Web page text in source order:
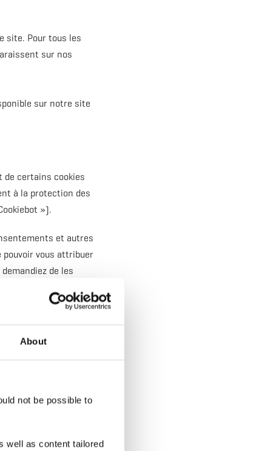
About
not be possible to
well as content tailored
site. Pour tous les
sur nos
sur notre site
certains cookies
à la protection des
»).
et autres
vous attribuer
de les
Les
de cette
abus et les accès
de protéger les
pour analyser le